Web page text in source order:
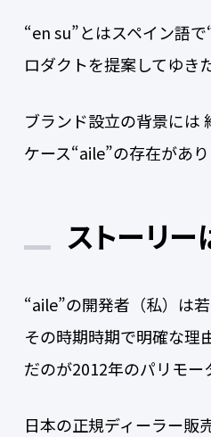
“en su”とはスペイン語
ロダクトを提案してゆき
ブランド設立の背景には
ケース“aile”の存在があり
ストーリ
“aile”の開発者（私）は
その時期時期で明確な理
だのが2012年のパリモー
日本の正規ディーラー販